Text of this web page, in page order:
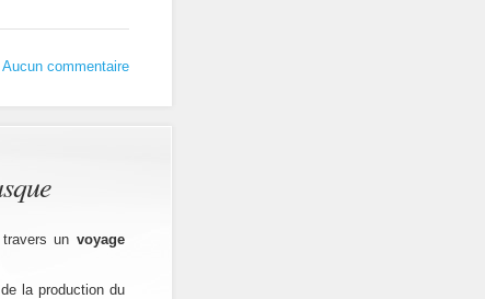
Aucun commentaire
un voyage
la production du